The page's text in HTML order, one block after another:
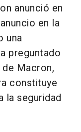
anunció en
en la
una
preguntado
Macron,
constituye
la seguridad